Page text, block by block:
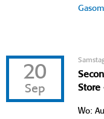
20
Sep
Store
Wo: